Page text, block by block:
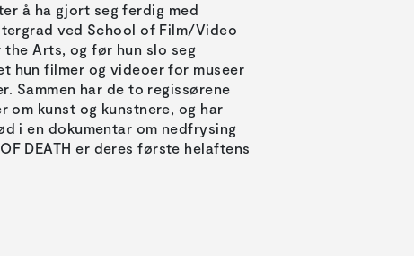
å ha gjort seg ferdig med
ved School of Film/Video
Arts, og før hun slo seg
hun filmer og videoer for museer
Sammen har de to regissørene
om kunst og kunstnere, og har
i en dokumentar om nedfrysing
DEATH er deres første helaftens